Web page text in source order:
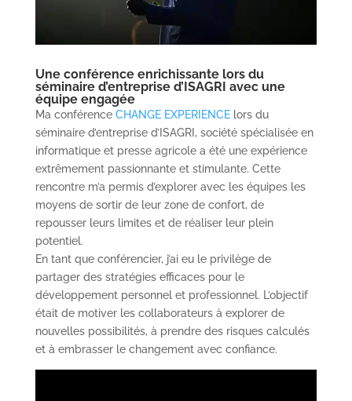
Une conférence enrichissante lors du
séminaire d’entreprise d’ISAGRI avec une
équipe engagée
Ma conférence CHANGE EXPERIENCElors du
séminaire d’entreprise d’ISAGRI, société spécialisée en
informatique et presse agricole a été une expérience
extrêmement passionnante et stimulante. Cette
rencontre m’a permis d’explorer avec les équipes les
moyens de sortir de leur zone de confort, de
repousser leurs limites et de réaliser leur plein
potentiel.
En tant que conférencier, j’ai eu le privilège de
partager des stratégies efficaces pour le
développement personnel et professionnel. L’objectif
était de motiver les collaborateurs à explorer de
nouvelles possibilités, à prendre des risques calculés
et à embrasser le changement avec confiance.